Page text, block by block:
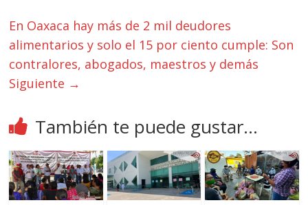
En Oaxaca hay más de 2 mil deudores
alimentarios y solo el 15 por ciento cumple: Son
contralores, abogados, maestros y demás
Siguiente →
También te puede gustar...